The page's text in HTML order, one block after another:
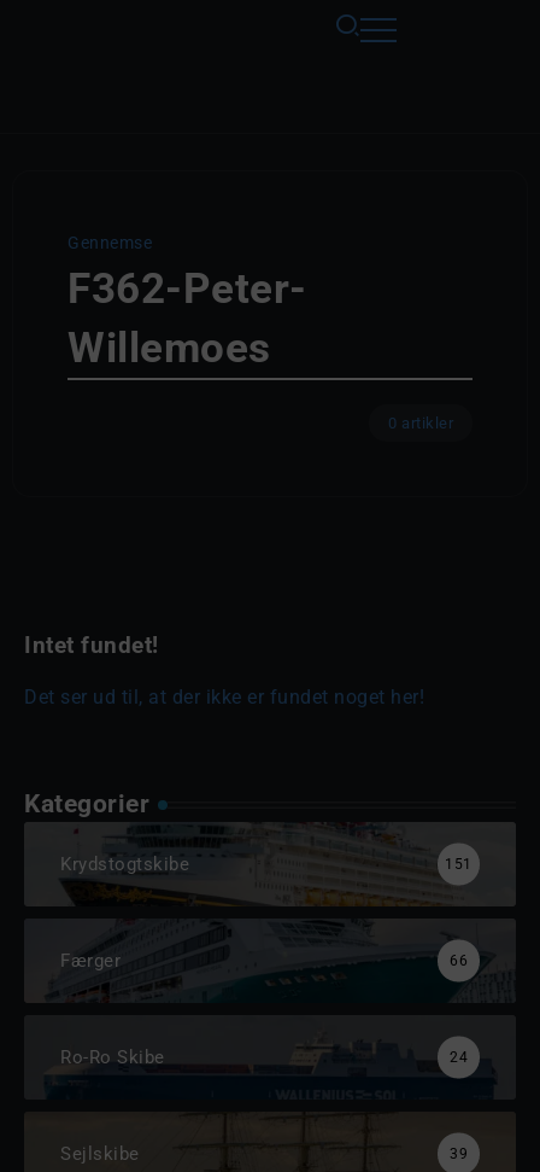
Gennemse
F362-Peter-
Willemoes
0 artikler
Intet fundet!
Det ser ud til, at der ikke er fundet noget her!
Kategorier
Krydstogtskibe 151
Færger 66
Ro-Ro Skibe 24
Sejlskibe 39